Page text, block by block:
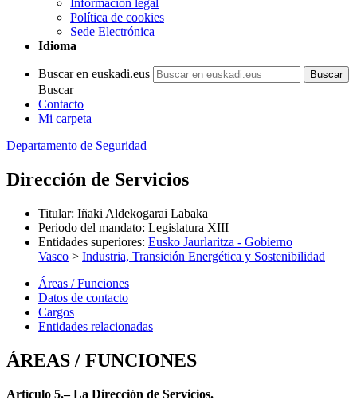
Información legal
Política de cookies
Sede Electrónica
Idioma
Buscar en euskadi.eus
Buscar
Contacto
Mi carpeta
Departamento de Seguridad
Dirección de Servicios
Titular: Iñaki Aldekogarai Labaka
Periodo del mandato: Legislatura XIII
Entidades superiores: Eusko Jaurlaritza - Gobierno
Vasco > Industria, Transición Energética y Sostenibilidad
Áreas / Funciones
Datos de contacto
Cargos
Entidades relacionadas
ÁREAS / FUNCIONES
Artículo 5.– La Dirección de Servicios.